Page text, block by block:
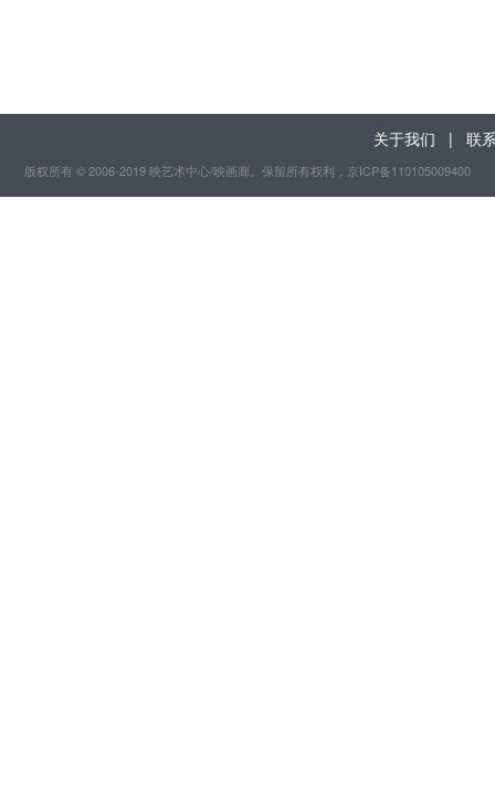
关于我们 | 联
版权所有 © 2006-2019 映艺术中心/映画廊。保留所有权利 ，京ICP备110105009400